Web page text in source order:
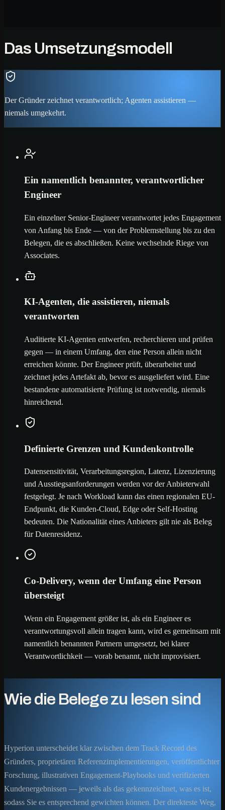
Das Umsetzungsmodell
Der Gründer zeichnet verantwortlich; Agenten assistieren —
niemals umgekehrt.
Ein namentlich benannter, verantwortlicher
Engineer
Ein einzelner Senior-Engineer verantwortet jedes Engagement
von Anfang bis Ende — von der Problemstellung bis zu den
Belegen, die es abschließen. Keine wechselnde Riege von
Associates.
KI-Agenten, die assistieren, niemals
verantworten
Auditierte KI-Agenten entwerfen, recherchieren und prüfen
gegen — in einem Umfang, den eine Person allein nicht
erreichen könnte. Der Engineer prüft, überarbeitet und
zeichnet jedes Artefakt ab, bevor es ausgeliefert wird. Eine
bestandene automatisierte Prüfung ist notwendig, niemals
hinreichend.
Definierte Grenzen und Kundenkontrolle
Datensensitivität, Verarbeitungsregion, Latenz, Lizenzierung
und Ausstiegsanforderungen werden vor der Anbieterwahl
festgelegt. Je nach Workload kann das einen regionalen EU-
Endpunkt, die Kunden-Cloud, Edge oder Self-Hosting
bedeuten. Die Nationalität eines Anbieters gilt nie als Beleg
für Datenresidenz.
Co-Delivery, wenn der Umfang eine Person
übersteigt
Wenn ein Engagement größer ist, als ein Engineer es
verantwortungsvoll allein tragen kann, wird es gemeinsam mit
namentlich benannten Partnern umgesetzt, bei klarer
Verantwortlichkeit — vorab benannt, nicht improvisiert.
Wie die Belege zu lesen sind
Hyperion unterscheidet klar zwischen dem Track Record des
Gründers, proprietären Referenzimplementierungen, veröffentlichter
Forschung, illustrativen Engagement-Playbooks und verifizierten
Kundenergebnissen — jeweils als das gekennzeichnet, was es ist,
sodass Sie es entsprechend gewichten können. Der direkteste Weg,